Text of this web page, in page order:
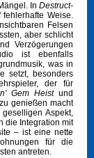
In Destruct-
Weise.
Felsen
aber schlicht
Verzögerungen
ist ebenfalls
was in
setzt, besonders
der für
Gem Heist und
genießen macht
Aspekt,
die Integration mit
– ist eine nette
für die
antreten.